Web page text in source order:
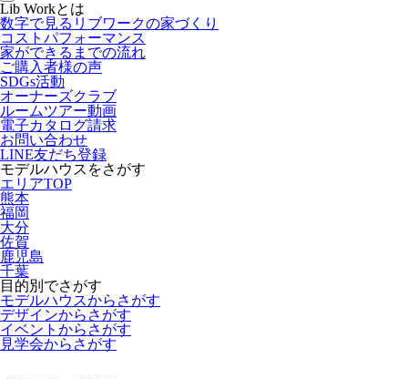
Lib Workとは
数字で見るリブワークの家づくり
コストパフォーマンス
家ができるまでの流れ
ご購入者様の声
SDGs活動
オーナーズクラブ
ルームツアー動画
電子カタログ請求
お問い合わせ
LINE友だち登録
モデルハウスをさがす
エリアTOP
熊本
福岡
大分
佐賀
鹿児島
千葉
目的別でさがす
モデルハウスからさがす
デザインからさがす
イベントからさがす
見学会からさがす